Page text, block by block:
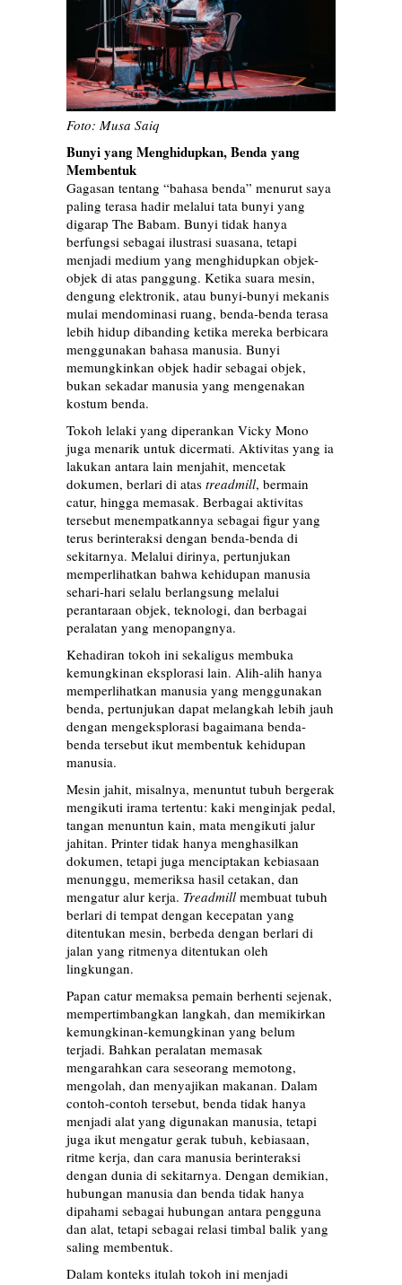
Foto: Musa Saiq
Bunyi yang Menghidupkan, Benda yang
Membentuk
Gagasan tentang “bahasa benda” menurut saya
paling terasa hadir melalui tata bunyi yang
digarap The Babam. Bunyi tidak hanya
berfungsi sebagai ilustrasi suasana, tetapi
menjadi medium yang menghidupkan objek-
objek di atas panggung. Ketika suara mesin,
dengung elektronik, atau bunyi-bunyi mekanis
mulai mendominasi ruang, benda-benda terasa
lebih hidup dibanding ketika mereka berbicara
menggunakan bahasa manusia. Bunyi
memungkinkan objek hadir sebagai objek,
bukan sekadar manusia yang mengenakan
kostum benda.
Tokoh lelaki yang diperankan Vicky Mono
juga menarik untuk dicermati. Aktivitas yang ia
lakukan antara lain menjahit, mencetak
dokumen, berlari di atas treadmill, bermain
catur, hingga memasak. Berbagai aktivitas
tersebut menempatkannya sebagai figur yang
terus berinteraksi dengan benda-benda di
sekitarnya. Melalui dirinya, pertunjukan
memperlihatkan bahwa kehidupan manusia
sehari-hari selalu berlangsung melalui
perantaraan objek, teknologi, dan berbagai
peralatan yang menopangnya.
Kehadiran tokoh ini sekaligus membuka
kemungkinan eksplorasi lain. Alih-alih hanya
memperlihatkan manusia yang menggunakan
benda, pertunjukan dapat melangkah lebih jauh
dengan mengeksplorasi bagaimana benda-
benda tersebut ikut membentuk kehidupan
manusia.
Mesin jahit, misalnya, menuntut tubuh bergerak
mengikuti irama tertentu: kaki menginjak pedal,
tangan menuntun kain, mata mengikuti jalur
jahitan. Printer tidak hanya menghasilkan
dokumen, tetapi juga menciptakan kebiasaan
menunggu, memeriksa hasil cetakan, dan
mengatur alur kerja. Treadmill membuat tubuh
berlari di tempat dengan kecepatan yang
ditentukan mesin, berbeda dengan berlari di
jalan yang ritmenya ditentukan oleh
lingkungan.
Papan catur memaksa pemain berhenti sejenak,
mempertimbangkan langkah, dan memikirkan
kemungkinan-kemungkinan yang belum
terjadi. Bahkan peralatan memasak
mengarahkan cara seseorang memotong,
mengolah, dan menyajikan makanan. Dalam
contoh-contoh tersebut, benda tidak hanya
menjadi alat yang digunakan manusia, tetapi
juga ikut mengatur gerak tubuh, kebiasaan,
ritme kerja, dan cara manusia berinteraksi
dengan dunia di sekitarnya. Dengan demikian,
hubungan manusia dan benda tidak hanya
dipahami sebagai hubungan antara pengguna
dan alat, tetapi sebagai relasi timbal balik yang
saling membentuk.
Dalam konteks itulah tokoh ini menjadi